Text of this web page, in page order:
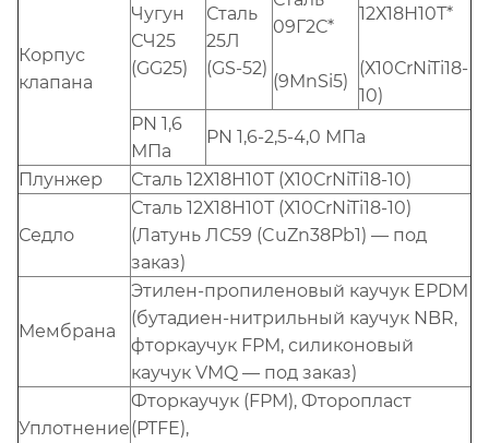
Корпус
клапана
Чугун
СЧ25
(GG25)
Сталь
25Л
(GS-52)
09Г2С*
(9MnSi5)
12Х18Н10Т*
(Х10СrNiTi18-
10)
РN 1,6
МПа
PN 1,6-2,5-4,0 МПа
Плунжер Сталь 12Х18Н10Т (Х10СrNiTi18-10)
Седло
Сталь 12Х18Н10Т (Х10СrNiTi18-10)
(Латунь ЛС59 (CuZn38Pb1) — под
заказ)
Мембрана
Этилен-пропиленовый каучук EPDM
(бутадиен-нитрильный каучук NBR,
фторкаучук FPM, силиконовый
каучук VMQ — под заказ)
Уплотнение
Фторкаучук (FPM), Фторопласт
(PTFE),